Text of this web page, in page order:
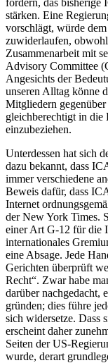
stärken. Eine
vorschlägt, würde
zuwiderlaufen,
Zusammenarbeit mit
Advisory Committee
Angesichts der
unseren Alltag könne
Mitgliedern
gleichberechtigt in
einzubeziehen.
Unterdessen hat sich
dazu bekannt, dass
immer verschiedene
Beweis dafür, dass
Internet
der New York Times.
einer Art G-12 für die
internationales
eine Absage. Jede
Gerichten überprüft
Recht“. Zwar habe
darüber nachgedacht,
gründen; dies führe
sich widersetze. Dass
erscheint daher
Seiten der US-
wurde, derart